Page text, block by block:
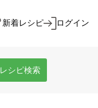
新着レシピ ログイン
レシピ検索